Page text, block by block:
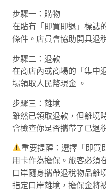
步驟一：購物
在貼有「即買即退」標誌
條件。店員會協助開具退
步驟二：退款
在商店內或商場的「集中
場領取人民幣現金 。
步驟三：離境
雖然已領取退款，但離境
會檢查你是否攜帶了已退
重要提醒：選擇「即買
用卡作為擔保。旅客必須
口岸隨身攜帶退稅物品離
指定口岸離境，擔保金將